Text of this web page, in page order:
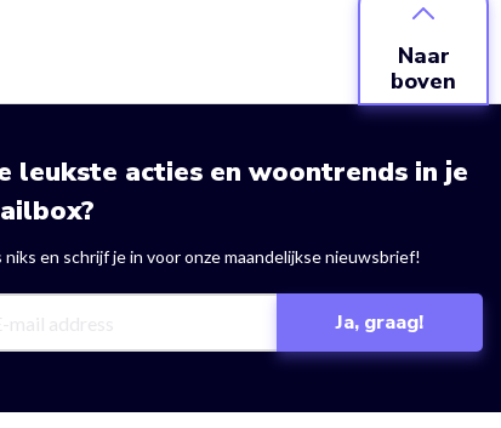
Naar
boven
leukste acties en woontrends in je
niks en schrijf je in voor onze maandelijkse nieuwsbrief!